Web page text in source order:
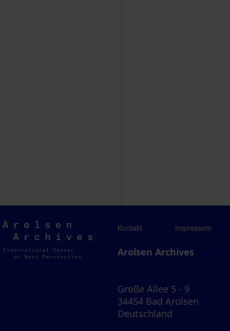
Arolsen
Archives
Kontakt Impressum
Arolsen Archives
Große Allee 5 - 9
34454 Bad Arolsen
Deutschland